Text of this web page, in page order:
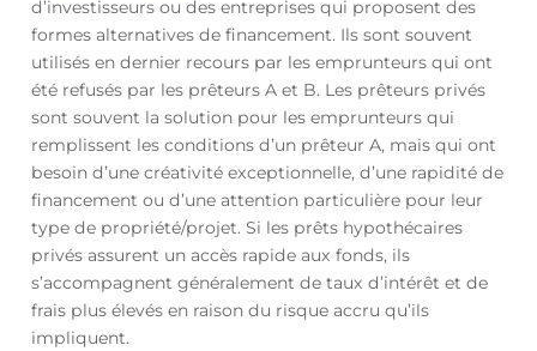
d’investisseurs ou des entreprises qui proposent des
formes alternatives de financement. Ils sont souvent
utilisés en dernier recours par les emprunteurs qui ont
été refusés par les prêteurs A et B. Les prêteurs privés
sont souvent la solution pour les emprunteurs qui
remplissent les conditions d’un prêteur A, mais qui ont
besoin d’une créativité exceptionnelle, d’une rapidité de
financement ou d’une attention particulière pour leur
type de propriété/projet. Si les prêts hypothécaires
privés assurent un accès rapide aux fonds, ils
s’accompagnent généralement de taux d’intérêt et de
frais plus élevés en raison du risque accru qu’ils
impliquent.